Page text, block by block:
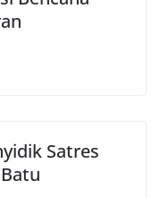
Satres